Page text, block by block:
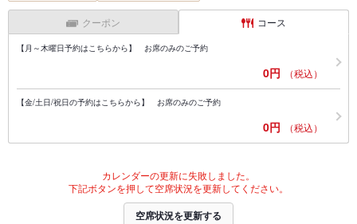
クーポン コース
【月～木曜日予約はこちらから】 お席のみのご予約
0円 （税込）
【金/土日/祝日の予約はこちらから】 お席のみのご予約
0円 （税込）
カレンダーの更新に失敗しました。
下記ボタンを押して空席状況を更新してください。
空席状況を更新する